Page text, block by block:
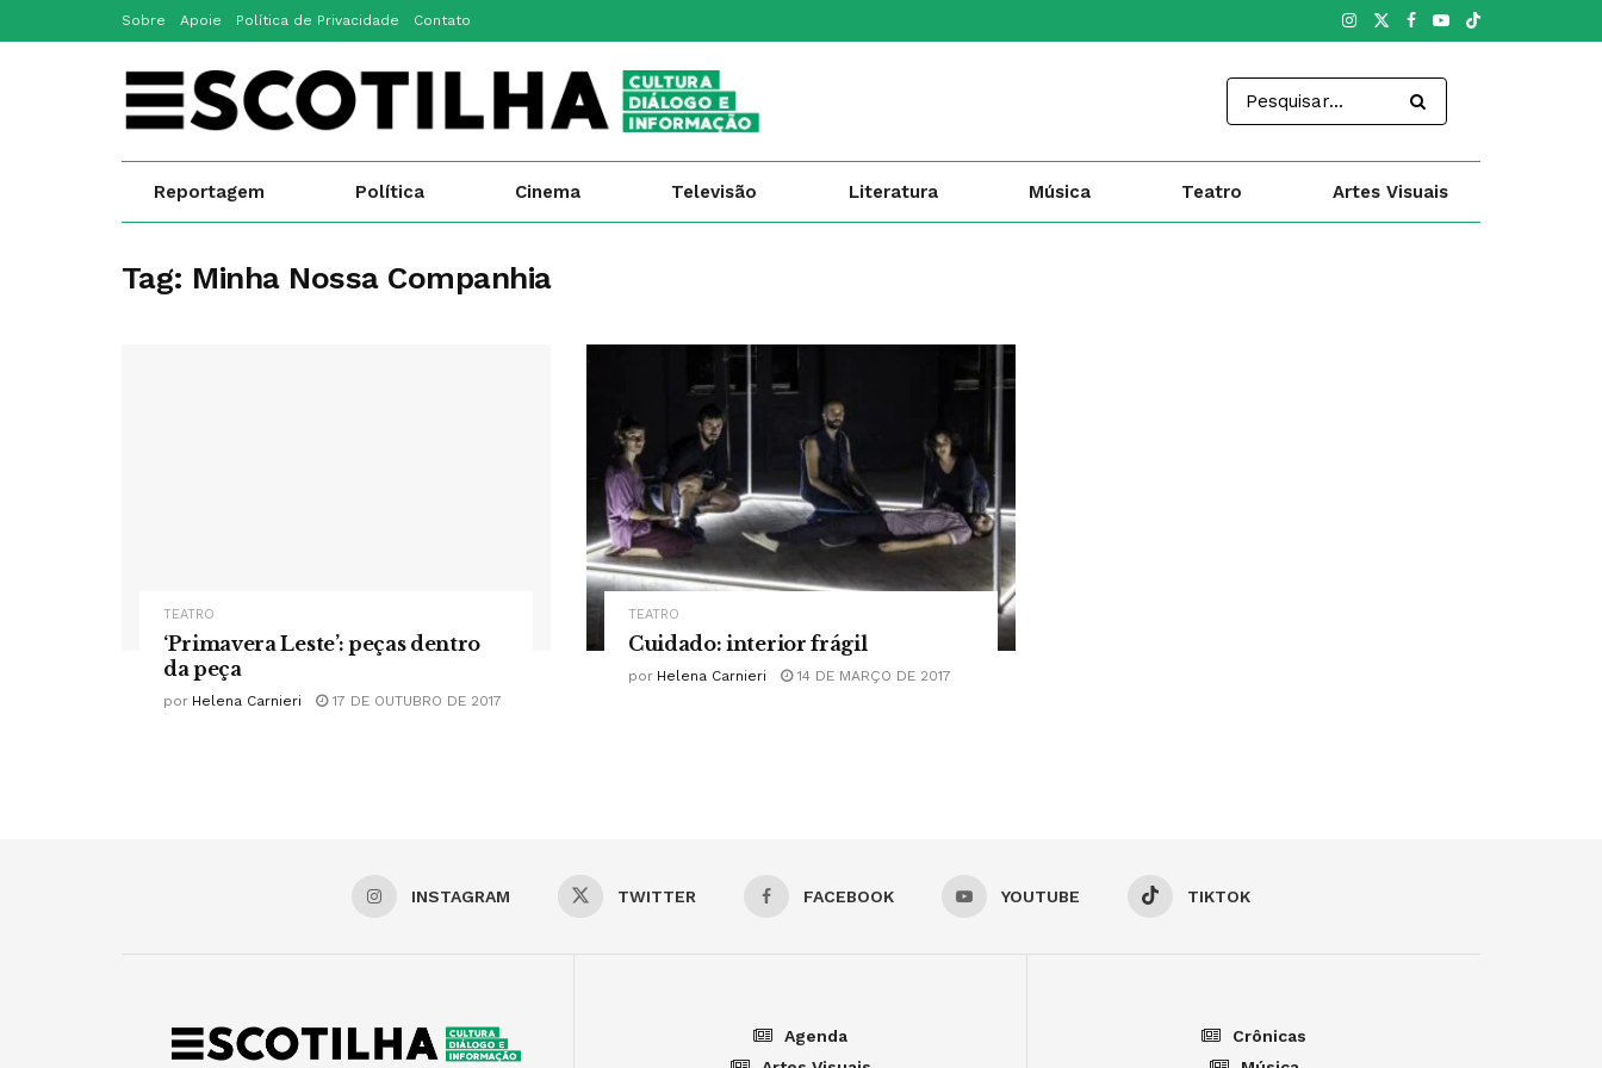
Sobre Apoie Política de Privacidade Contato
Reportagem Política Cinema Televisão Literatura Música Teatro Artes Visuais
Tag: Minha Nossa Companhia
TEATRO
‘Primavera Leste’: peças dentro
da peça
por Helena Carnieri 17 DE OUTUBRO DE 2017
TEATRO
Cuidado: interior frágil
por Helena Carnieri 14 DE MARÇO DE 2017
INSTAGRAM TWITTER FACEBOOK YOUTUBE TIKTOK
Agenda
Crônicas